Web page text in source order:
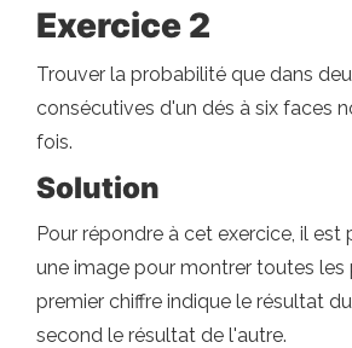
Exercice 2
Trouver la probabilité que dans
consécutives d'un dés à six faces
fois.
Solution
Pour répondre à cet exercice, il est
une image pour montrer toutes les
premier chiffre indique le résultat
second le résultat de l'autre.